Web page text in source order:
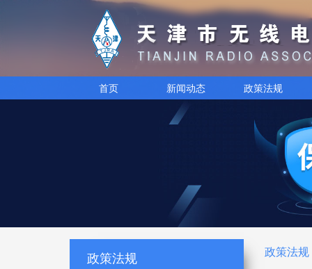
首页 新闻动态 政策法规
政策法规 政策法规